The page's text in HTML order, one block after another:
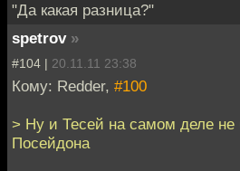
"Да какая разница?"
spetrov »
#104 | 20.11.11 23:38
Кому: Redder, #100
> Ну и Тесей на самом деле
Посейдона